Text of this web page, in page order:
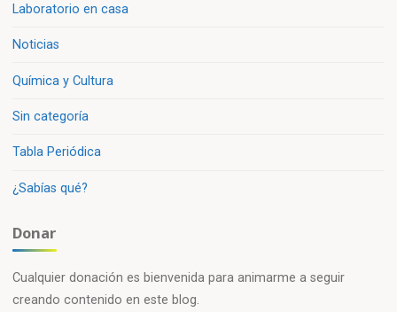
Laboratorio en casa
Noticias
Química y Cultura
Sin categoría
Tabla Periódica
¿Sabías qué?
Donar
Cualquier donación es bienvenida para animarme a seguir
creando contenido en este blog.